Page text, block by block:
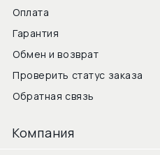
Оплата
Гарантия
Обмен и возврат
Проверить статус заказа
Обратная связь
Компания